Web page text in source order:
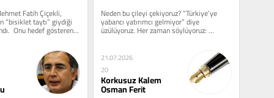
Fatih Çiçekli,
“bisiklet taytı” giydiği
Onu hedef gösteren
Neden bu çileyi çekiyoruz? “Türkiye’ye
yabancı yatırımcı gelmiyor” diye
üzülüyoruz. Her zaman söylüyoruz:
“Yatırım için ilk...
21.07.2026
20
Korkusuz Kalem
Osman Ferit